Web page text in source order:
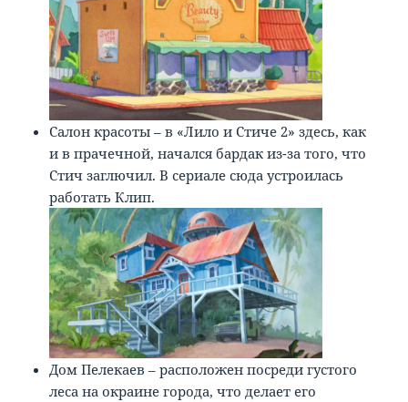
Салон красоты – в «Лило и Стиче 2» здесь, как
и в прачечной, начался бардак из-за того, что
Стич заглючил. В сериале сюда устроилась
работать Клип.
Дом Пелекаев – расположен посреди густого
леса на окраине города, что делает его